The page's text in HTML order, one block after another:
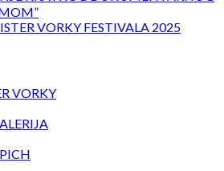
VORKY FESTIVALA 2025
VORKY